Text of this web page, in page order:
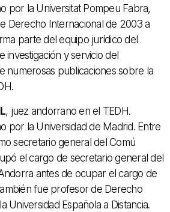
por la Universitat Pompeu Fabra,
Derecho Internacional de 2003 a
parte del equipo jurídico del
investigación y servicio del
numerosas publicaciones sobre la
, juez andorrano en el TEDH.
por la Universidad de Madrid. Entre
secretario general del Comú
el cargo de secretario general del
antes de ocupar el cargo de
fue profesor de Derecho
Universidad Española a Distancia.